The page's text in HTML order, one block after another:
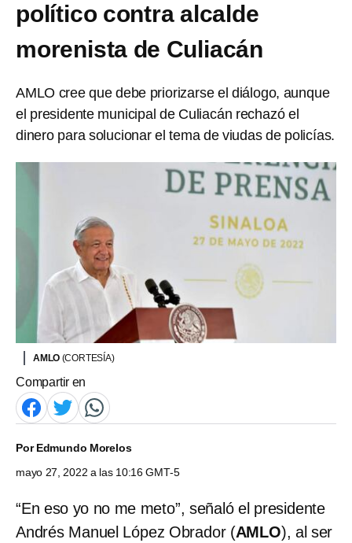
político contra alcalde
morenista de Culiacán
AMLO cree que debe priorizarse el diálogo, aunque
el presidente municipal de Culiacán rechazó el
dinero para solucionar el tema de viudas de policías.
AMLO (CORTESÍA)
Compartir en
PorEdmundo Morelos
mayo 27, 2022 a las 10:16 GMT-5
“En eso yo no me meto”, señaló el presidente
Andrés Manuel López Obrador (AMLO), al ser